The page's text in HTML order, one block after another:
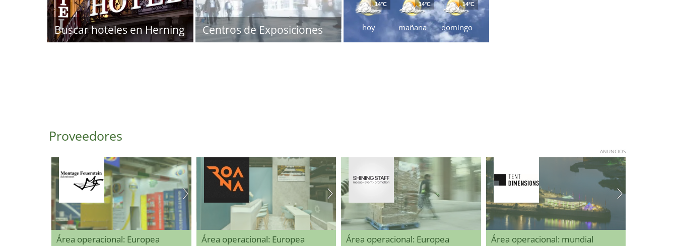
Buscar hoteles en Herning Centros de Exposiciones hoy
14°C
mañana
14°C
domingo
14°C
Proveedores
ANUNCIOS
Área operacional: Europea Área operacional: Europea Área operacional: Europea Área operacional: mundial